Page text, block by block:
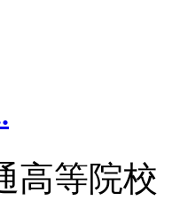
高等院校